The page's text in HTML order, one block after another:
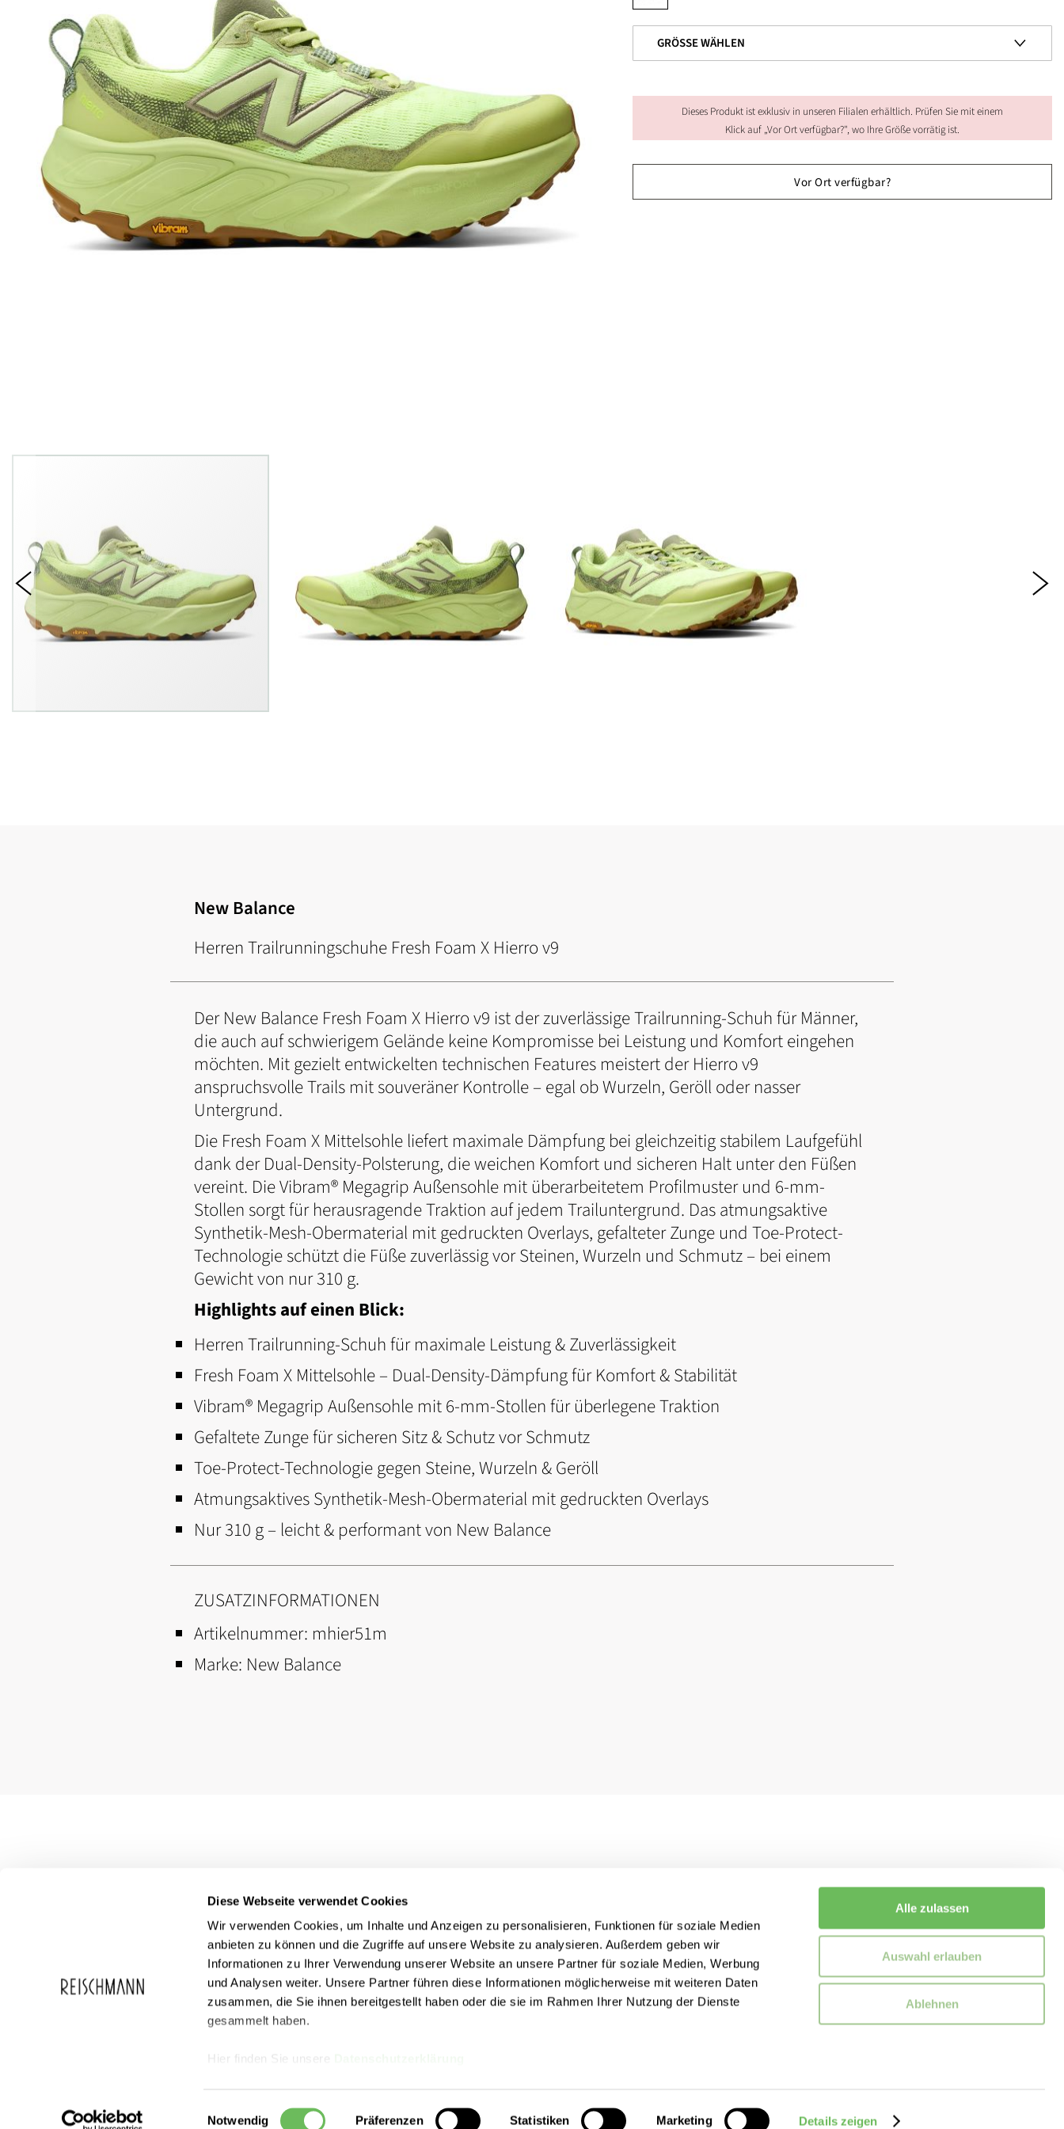
Diese Webseite verwendet Cookies
Wir verwenden Cookies, um Inhalte und Anzeigen zu personalisieren, Funktionen für soziale Medien
anbieten zu können und die Zugriffe auf unsere Website zu analysieren. Außerdem geben wir
Informationen zu Ihrer Verwendung unserer Website an unsere Partner für soziale Medien, Werbung
und Analysen weiter. Unsere Partner führen diese Informationen möglicherweise mit weiteren Daten
zusammen, die Sie ihnen bereitgestellt haben oder die sie im Rahmen Ihrer Nutzung der Dienste
gesammelt haben.
Hier finden Sie unsere
Einwilligungsauswahl
Notwendig Präferenzen Statistiken Marketing Details zeigen
Alle zulassen
Auswahl erlauben
Ablehnen
Dieses Produkt ist exklusiv in unseren Filialen erhältlich. Prüfen Sie mit einem
Klick auf „Vor Ort verfügbar?", wo Ihre Größe vorrätig ist.
Vor Ort verfügbar?
New Balance
Herren Trailrunningschuhe Fresh Foam X Hierro v9
Der New Balance Fresh Foam X Hierro v9 ist der zuverlässige Trailrunning-Schuh für Männer,
die auch auf schwierigem Gelände keine Kompromisse bei Leistung und Komfort eingehen
möchten. Mit gezielt entwickelten technischen Features meistert der Hierro v9
anspruchsvolle Trails mit souveräner Kontrolle – egal ob Wurzeln, Geröll oder nasser
Untergrund.
Die Fresh Foam X Mittelsohle liefert maximale Dämpfung bei gleichzeitig stabilem Laufgefühl
dank der Dual-Density-Polsterung, die weichen Komfort und sicheren Halt unter den Füßen
vereint. Die Vibram® Megagrip Außensohle mit überarbeitetem Profilmuster und 6-mm-
Stollen sorgt für herausragende Traktion auf jedem Trailuntergrund. Das atmungsaktive
Synthetik-Mesh-Obermaterial mit gedruckten Overlays, gefalteter Zunge und Toe-Protect-
Technologie schützt die Füße zuverlässig vor Steinen, Wurzeln und Schmutz – bei einem
Gewicht von nur 310 g.
Highlights auf einen Blick:
Herren Trailrunning-Schuh für maximale Leistung & Zuverlässigkeit
Fresh Foam X Mittelsohle – Dual-Density-Dämpfung für Komfort & Stabilität
Vibram® Megagrip Außensohle mit 6-mm-Stollen für überlegene Traktion
Gefaltete Zunge für sicheren Sitz & Schutz vor Schmutz
Toe-Protect-Technologie gegen Steine, Wurzeln & Geröll
Atmungsaktives Synthetik-Mesh-Obermaterial mit gedruckten Overlays
Nur 310 g – leicht & performant von New Balance
ZUSATZINFORMATIONEN
Artikelnummer: mhier51m
Marke: New Balance
Reischmann
Über Reischmann
Events
Newsletter